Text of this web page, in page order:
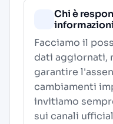
Chi è
Facciamo il
dati aggiornati,
garantire
cambiamenti
invitiamo
sui canali